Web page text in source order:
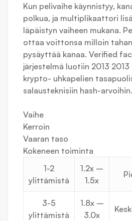
Kun pelivaihe käynnistyy,
polkua, ja multiplikaattori
läpäistyn vaiheen mukana.
ottaa voittonsa milloin
pysäyttää kanaa. Verified
järjestelmä luotiin 2013
krypto- uhkapelien
salausteknisiin hash-arvoihin.
Vaihe
Kerroin
Vaaran taso
Kokeneen toiminta
1-2
ylittämistä
1.2x –
1.5x
3-5
ylittämistä
1.8x –
3.0x